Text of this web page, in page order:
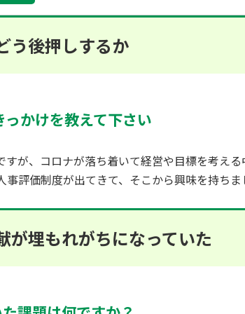
う後押しするか
かけを教えて下さい
が、コロナが落ち着いて経営や目標を考え
評価制度が出てきて、そこから興味を持ちま
が埋もれがちになっていた